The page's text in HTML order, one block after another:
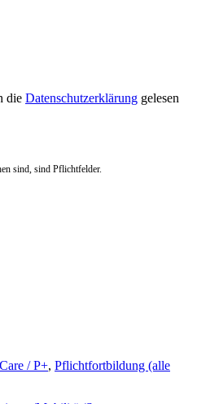
die Datenschutzerklärung gelesen
sind, sind Pflichtfelder.
/ P+, Pflichtfortbildung (alle